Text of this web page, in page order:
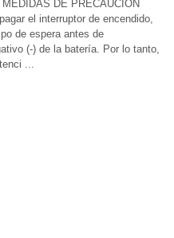
DE PRECAUCIÓN
el interruptor de encendido,
de espera antes de
(-) de la batería. Por lo tanto,
...